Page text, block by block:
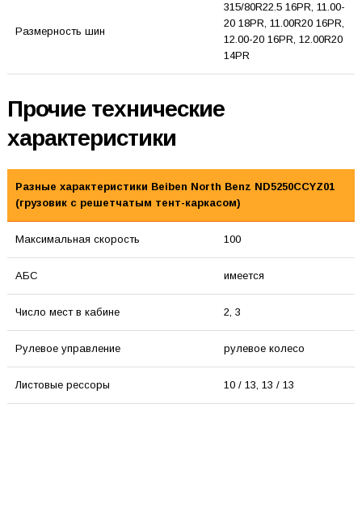
Размерность шин
315/80R22.5 16PR, 11.00-
20 18PR, 11.00R20 16PR,
12.00-20 16PR, 12.00R20
14PR
Прочие технические
характеристики
Разные характеристики Beiben North Benz ND5250CCYZ01
(грузовик с решетчатым тент-каркасом)
Максимальная скорость 100
АБС имеется
Число мест в кабине 2, 3
Рулевое управление рулевое колесо
Листовые рессоры 10 / 13, 13 / 13